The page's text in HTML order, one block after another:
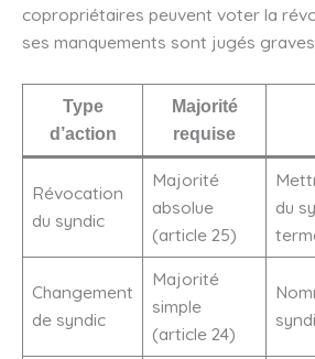
copropriétaires peuvent voter la
ses manquements sont jugés
Type
d’action
Majorité
requise
Révocation
du syndic
Majorité
absolue
(article 25)
du
Changement
de syndic
Majorité
simple
(article 24)